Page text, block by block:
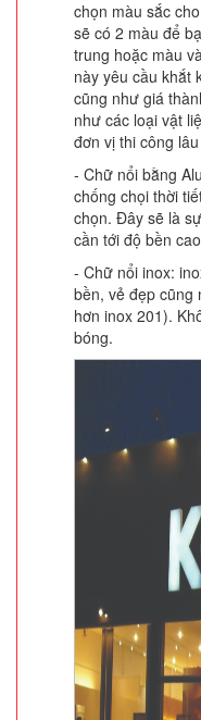
chọn màu sắc
sẽ có 2 màu để
trung hoặc màu
này yêu cầu khắt
cũng như giá
như các loại vật
đơn vị thi công
- Chữ nổi bằng
chống chọi thời
chọn. Đây sẽ là
cần tới độ bền
- Chữ nổi inox:
bền, vẻ đẹp cũng
hơn inox 201).
bóng.